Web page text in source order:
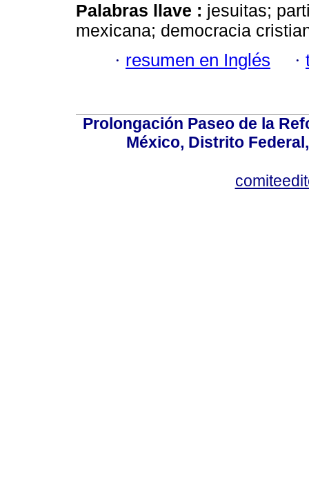
Palabras llave : jesuitas;
mexicana; democracia
· resumen en Inglés ·
Prolongación Paseo de la
México, Distrito